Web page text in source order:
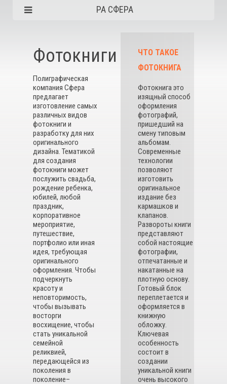
РА СФЕРА
Фотокниги
Полиграфическая
компания Сфера
предлагает
изготовление самых
различных видов
фотокниги и
разработку для них
оригинального
дизайна. Тематикой
для создания
фотокниги может
послужить свадьба,
рождение ребенка,
юбилей, любой
праздник,
корпоративное
мероприятие,
путешествие,
портфолио или иная
идея, требующая
оригинального
оформления. Чтобы
подчеркнуть
красоту и
неповторимость,
чтобы вызывать
восторги
восхищение, чтобы
стать уникальной
семейной
реликвией,
передающейся из
поколения в
поколение–
ЧТО ТАКОЕ
ФОТОКНИГА
Фотокнига это
изящный способ
оформления
фотографий,
пришедший на
смену типовым
альбомам.
Современные
технологии
позволяют
изготовить
оригинальное
издание без
кармашков и
клапанов.
Развороты книги
представляют
собой настоящие
фотографии,
отпечатанные и
накатанные на
плотную основу.
Готовый блок
переплетается и
оформляется в
книжную
обложку.
Ключевая
особенность
состоит в
создании
уникальной книги
очень высокого